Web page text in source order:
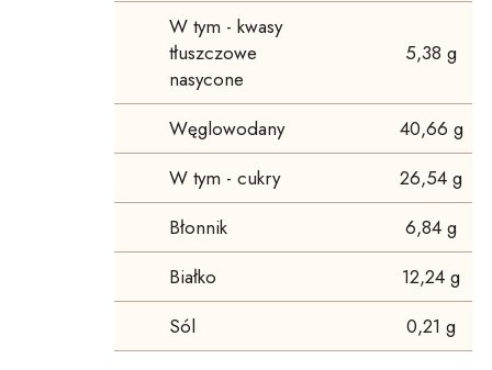
W tym - kwasy
tłuszczowe
nasycone
5,38 g
Węglowodany
40,66 g
W tym - cukry
26,54 g
Błonnik
6,84 g
Białko
12,24 g
Sól
0,21 g